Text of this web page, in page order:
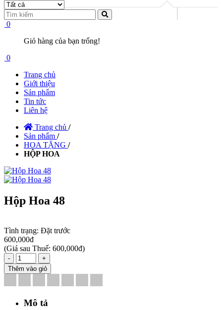
0
Giỏ hàng của bạn trống!
0
Trang chủ
Giới thiệu
Sản phẩm
Tin tức
Liên hệ
Trang chủ /
Sản phẩm /
HOA TẶNG /
HỘP HOA
Hộp Hoa 48
Tình trạng: Đặt trước
600,000đ
(Giá sau Thuế: 600,000đ)
-
+
Thêm vào giỏ
Mô tả